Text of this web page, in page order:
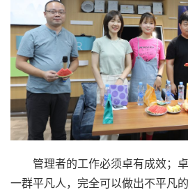
管理者的工作必须卓有成效；
一群平凡人，完全可以做出不平凡